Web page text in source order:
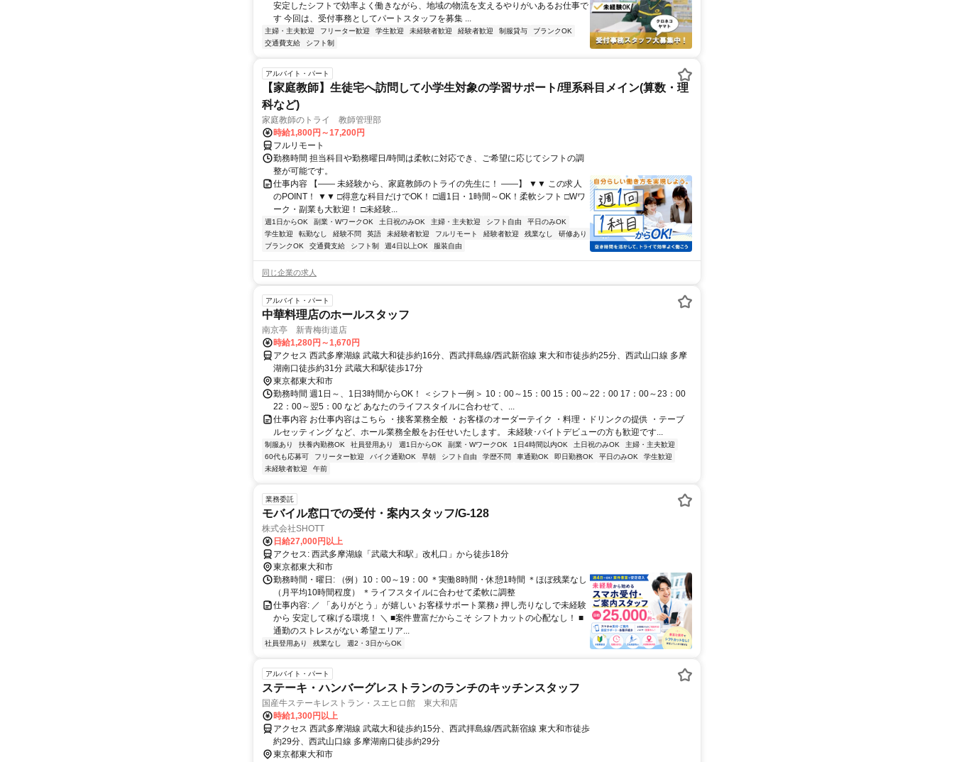
安定したシフトで効率よく働きながら、地域の物流を支えるやりがいあるお仕事で
す 今回は、受付事務としてパートスタッフを募集 ...
主婦・主夫歓迎 フリーター歓迎 学生歓迎 未経験者歓迎 経験者歓迎 制服貸与
ブランクOK
交通費支給
シフト制
アルバイト・パート
【家庭教師】生徒宅へ訪問して小学生対象の学習サポート/理系科目メイン(算数・理
科など)
家庭教師のトライ 教師管理部
時給1,800円～17,200円
フルリモート
勤務時間 担当科目や勤務曜日/時間は柔軟に対応でき、ご希望に応じてシフトの調
整が可能です。
仕事内容 【―― 未経験から、家庭教師のトライの先生に！ ――】 ▼▼ この求人
のPOINT！ ▼▼ □得意な科目だけでOK！ □週1日・1時間～OK！柔軟シフト □Wワ
ーク・副業も大歓迎！ □未経験...
週1日からOK 副業・WワークOK 土日祝のみOK 主婦・主夫歓迎 シフト自由
平日のみOK
学生歓迎
転勤なし 経験不問 英語 未経験者歓迎 フルリモート 経験者歓迎 残業なし
研修あり
ブランクOK
交通費支給 シフト制 週4日以上OK 服装自由
同じ企業の求人
アルバイト・パート
中華料理店のホールスタッフ
南京亭 新青梅街道店
時給1,280円～1,670円
アクセス 西武多摩湖線 武蔵大和徒歩約16分、西武拝島線/西武新宿線 東大和市徒歩約25分、西武山口線 多摩
湖南口徒歩約31分 武蔵大和駅徒歩17分
東京都東大和市
勤務時間 週1日～、1日3時間からOK！ ＜シフト一例＞ 10：00～15：00 15：00～22：00 17：00～23：00
22：00～翌5：00 など あなたのライフスタイルに合わせて、...
仕事内容 お仕事内容はこちら ・接客業務全般 ・お客様のオーダーテイク ・料理・ドリンクの提供 ・テーブ
ルセッティング など、ホール業務全般をお任せいたします。 未経験･バイトデビューの方も歓迎です...
制服あり 扶養内勤務OK 社員登用あり 週1日からOK 副業・WワークOK 1日4時間以内OK 土日祝のみOK
主婦・主夫歓迎
60代も応募可
フリーター歓迎 バイク通勤OK 早朝 シフト自由 学歴不問 車通勤OK 即日勤務OK 平日のみOK
学生歓迎
未経験者歓迎
午前
業務委託
モバイル窓口での受付・案内スタッフ/G-128
株式会社SHOTT
日給27,000円以上
アクセス: 西武多摩湖線「武蔵大和駅」改札口」から徒歩18分
東京都東大和市
勤務時間・曜日: （例）10：00～19：00 ＊実働8時間・休憩1時間 ＊ほぼ残業なし
（月平均10時間程度） ＊ライフスタイルに合わせて柔軟に調整
仕事内容: ／ 「ありがとう」が嬉しい お客様サポート業務♪ 押し売りなしで未経験
から 安定して稼げる環境！ ＼ ■案件豊富だからこそ シフトカットの心配なし！ ■
通勤のストレスがない 希望エリア...
社員登用あり 残業なし 週2・3日からOK
アルバイト・パート
ステーキ・ハンバーグレストランのランチのキッチンスタッフ
国産牛ステーキレストラン・スエヒロ館 東大和店
時給1,300円以上
アクセス 西武多摩湖線 武蔵大和徒歩約15分、西武拝島線/西武新宿線 東大和市徒歩
約29分、西武山口線 多摩湖南口徒歩約29分
東京都東大和市